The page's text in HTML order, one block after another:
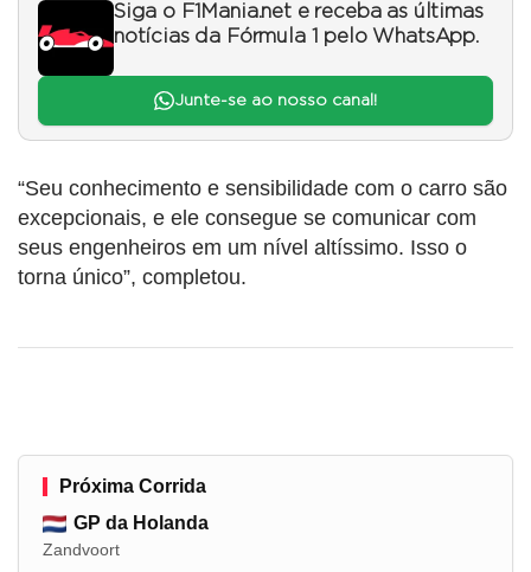
Siga o F1Mania.net e receba as últimas
notícias da Fórmula 1 pelo WhatsApp.
Junte-se ao nosso canal!
“Seu conhecimento e sensibilidade com o carro são
excepcionais, e ele consegue se comunicar com
seus engenheiros em um nível altíssimo. Isso o
torna único”, completou.
Próxima Corrida
GP da Holanda
Zandvoort